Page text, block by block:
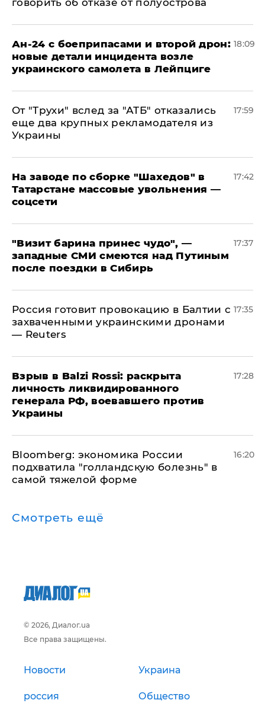
говорить об отказе от полуострова
Ан-24 с боеприпасами и второй дрон:
новые детали инцидента возле
украинского самолета в Лейпциге
18:09
От "Трухи" вслед за "АТБ" отказались
еще два крупных рекламодателя из
Украины
17:59
На заводе по сборке "Шахедов" в
Татарстане массовые увольнения —
соцсети
17:42
"Визит барина принес чудо", —
западные СМИ смеются над Путиным
после поездки в Сибирь
17:37
​Россия готовит провокацию в Балтии с
захваченными украинскими дронами
— Reuters
17:35
​Взрыв в Balzi Rossi: раскрыта
личность ликвидированного
генерала РФ, воевавшего против
Украины
17:28
Bloomberg: экономика России
подхватила "голландскую болезнь" в
самой тяжелой форме
16:20
Смотреть ещё
© 2026, Диалог.ua
Все права защищены.
Новости Украина
россия Общество